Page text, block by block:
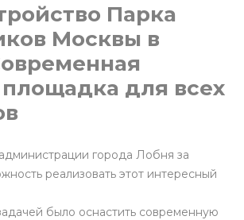
Парка
Москвы в
площадка для всех
города Лобня за
реализовать этот интересный
было оснастить современную